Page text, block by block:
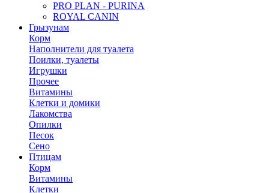
PRO PLAN - PURINA
ROYAL CANIN
Грызунам
Корм
Наполнители для туалета
Поилки, туалеты
Игрушки
Прочее
Витамины
Клетки и домики
Лакомства
Опилки
Песок
Сено
Птицам
Корм
Витамины
Клетки